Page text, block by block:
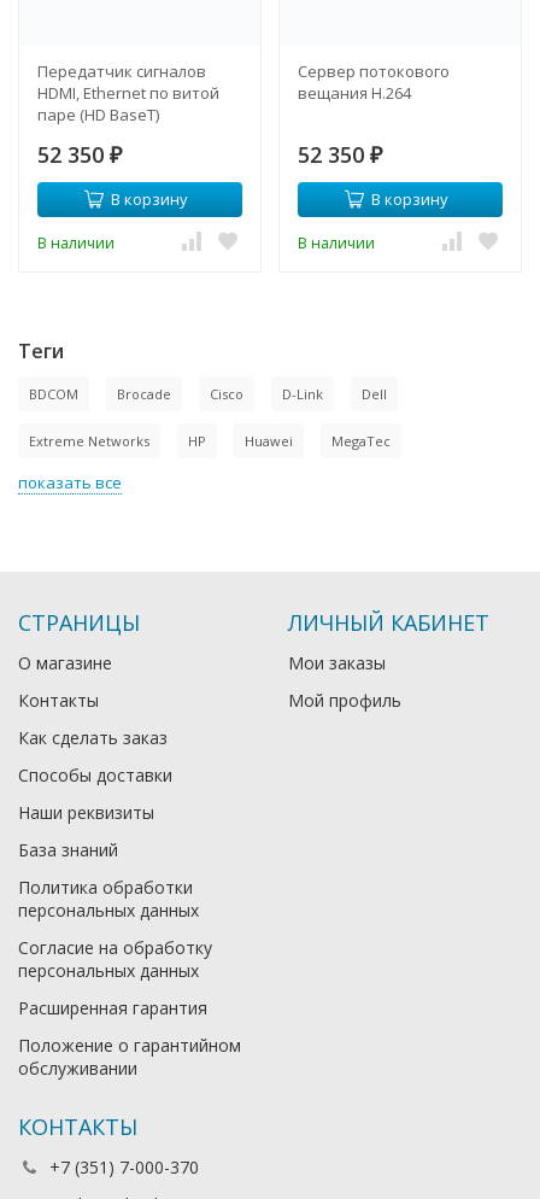
Передатчик сигналов
HDMI, Ethernet по витой
паре (HD BaseT)
52 350 ₽
В корзину
В наличии
Сервер потокового
вещания H.264
52 350 ₽
В корзину
В наличии
Теги
BDCOM Brocade Cisco D-Link Dell
Extreme Networks HP Huawei MegaTec
показать все
СТРАНИЦЫ
О магазине
Контакты
Как сделать заказ
Способы доставки
Наши реквизиты
База знаний
Политика обработки
персональных данных
Согласие на обработку
персональных данных
Расширенная гарантия
Положение о гарантийном
обслуживании
ЛИЧНЫЙ КАБИНЕТ
Мои заказы
Мой профиль
КОНТАКТЫ
+7 (351) 7-000-370